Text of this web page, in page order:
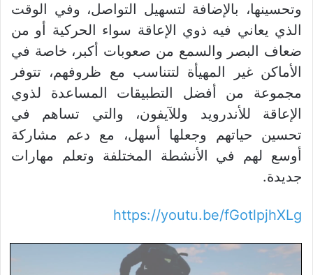
وتحسينها، بالإضافة لتسهيل التواصل، وفي الوقت
الذي يعاني فيه ذوي الإعاقة سواء الحركية أو من
ضعاف البصر والسمع من صعوبات أكبر، خاصة في
الأماكن غير المهيأة لتتناسب مع ظروفهم، تتوفر
مجموعة من أفضل التطبيقات المساعدة لذوي
الإعاقة للأندرويد وللآيفون، والتي تساهم في
تحسين حياتهم وجعلها أسهل، مع دعم مشاركة
أوسع لهم في الأنشطة المختلفة وتعلم مهارات
جديدة.
https://youtu.be/fGotlpjhXLg